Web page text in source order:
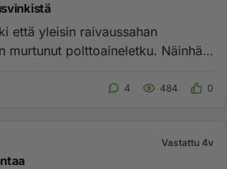
että yleisin raivaussahan
murtunut polttoaineletku. Näinhän
4 484 0
Vastattu 4v